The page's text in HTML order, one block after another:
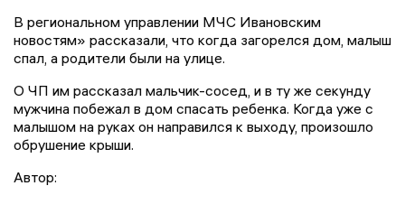
В региональном управлении МЧС Ивановским
новостям» рассказали, что когда загорелся дом, малыш
спал, а родители были на улице.
О ЧП им рассказал мальчик-сосед, и в ту же секунду
мужчина побежал в дом спасать ребенка. Когда уже с
малышом на руках он направился к выходу, произошло
обрушение крыши.
Автор: